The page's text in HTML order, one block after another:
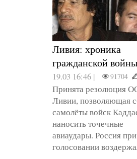
Ливия: хроника
гражданской войны
19.03 16:46 | 91704
Принята резолюция
Ливии, позволяющая
самолёты войск
наносить точечные
авиаудары. Россия при
голосовании